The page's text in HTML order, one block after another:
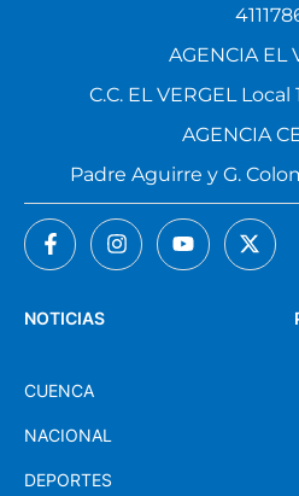
NOTICIAS
CUENCA
NACIONAL
DEPORTES
AGENCIA EL
C.C. EL VERGEL Local
AGENCIA
Padre Aguirre y G.